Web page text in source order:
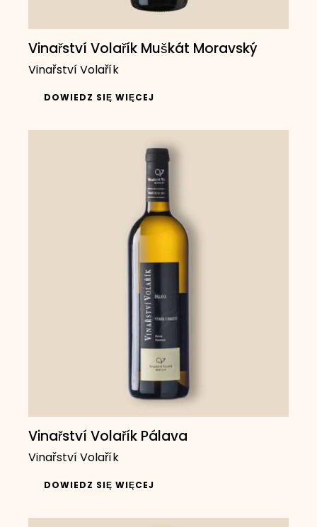
Vinařství Volařík Muškát Moravský
Vinařství Volařík
DOWIEDZ SIĘ WIĘCEJ
Vinařství Volařík Pálava
Vinařství Volařík
DOWIEDZ SIĘ WIĘCEJ